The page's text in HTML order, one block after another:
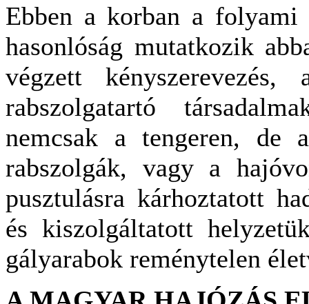
Ebben a korban a folyami
hasonlóság mutatkozik
végzett
rabszolgatartó
nemcsak a tengeren, de
rabszolgák, vagy a
pusztulásra kárhoztatott
és kiszolgáltatott
gályarabok reménytelen